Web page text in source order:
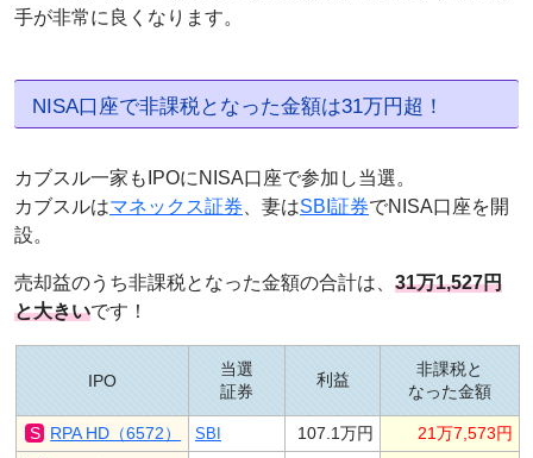
手が非常に良くなります。
NISA口座で非課税となった金額は31万円超！
カブスル一家もIPOにNISA口座で参加し当選。
カブスルはマネックス証券、妻はSBI証券でNISA口座を開
設。
売却益のうち非課税となった金額の合計は、 31万1,527円
と大きいです！
IPO
当選
証券
利益
非課税と
なった金額
RPA HD（6572） SBI 107.1万円
21万7,573円